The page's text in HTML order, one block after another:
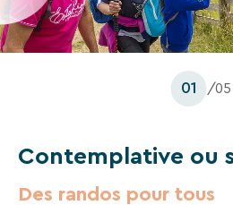
01 /05
Contemplative ou
Des randos pour tous
ou
conseils
pratiques
prochaines